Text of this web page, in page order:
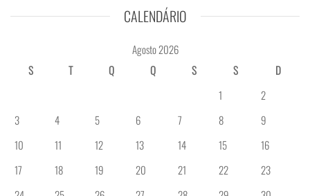
CALENDÁRIO
Agosto 2026
S
T Q Q S S
D
1
2
3
4 5 6 7 8
9
10
11 12 13 14 15
16
17
18 19 20 21 22
23